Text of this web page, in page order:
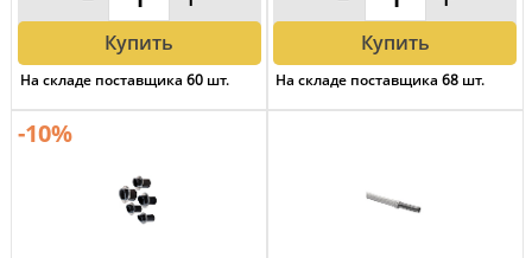
Купить
На складе поставщика 60 шт.
Купить
На складе поставщика68 шт.
-10%